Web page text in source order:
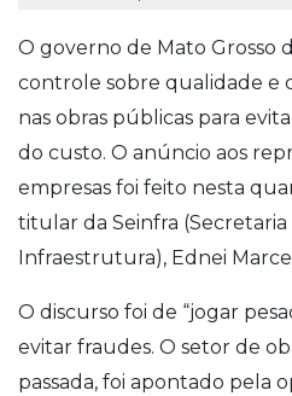
O governo de Mato Grosso
controle sobre qualidade e
nas obras públicas para
do custo. O anúncio aos
empresas foi feito nesta
titular da Seinfra
Infraestrutura), Ednei
O discurso foi de “jogar
evitar fraudes. O setor de
passada, foi apontado pela